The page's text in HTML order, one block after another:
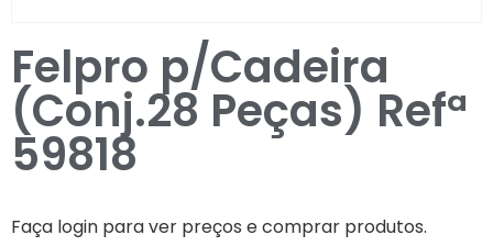
Felpro p/Cadeira
(Conj.28 Peças) Refª
59818
Faça login para ver preços e comprar produtos.